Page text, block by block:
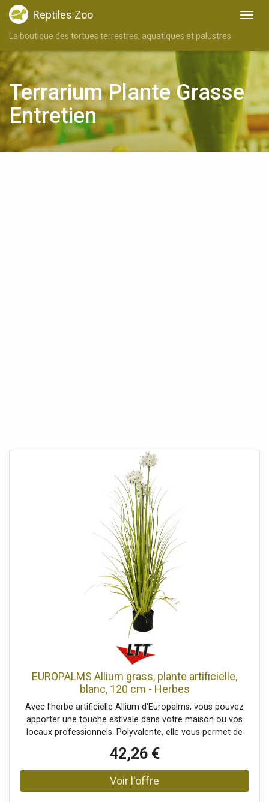
Reptiles Zoo
La boutique des tortues terrestres, aquatiques et palustres
Terrarium Plante Grasse
Entretien
EUROPALMS Allium grass, plante artificielle,
blanc, 120 cm - Herbes
Avec l'herbe artificielle Allium d'Europalms, vous pouvez
apporter une touche estivale dans votre maison ou vos
locaux professionnels. Polyvalente, elle vous permet de
simples. Cette plante vivace atteint une hauteur totale
d'environ 120 cm et se compose de 3 ombelles de
différentes hauteurs avec des fleurs blanches en forme
d'étoile. Celles-ci sont entourées de feuilles en forme de
42,26 €